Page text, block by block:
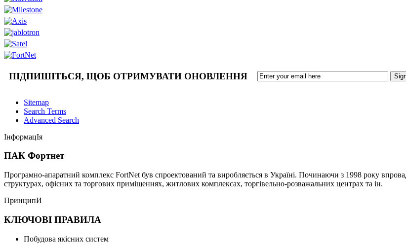
ПІДПИШІТЬСЯ, ЩОБ ОТРИМУВАТИ ОНОВЛЕННЯ
Sitemap
Search Terms
Advanced Search
ІнформацІя
ПАК Фортнет
Програмно-апаратний комплекс FortNet був спроектований та виробляється в Україні. Починаючи з 1998 року
структурах, офісних та торгових приміщеннях, житлових комплексах, торгівельно-розважальних центрах та ін.
ПринципИ
КЛЮЧОВІ ПРАВИЛА
Побудова якісних систем